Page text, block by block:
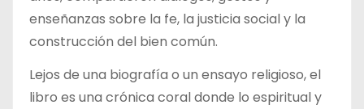
enseñanzas sobre la fe, la justicia social y la
construcción del bien común.
Lejos de una biografía o un ensayo religioso, el
libro es una crónica coral donde lo espiritual y